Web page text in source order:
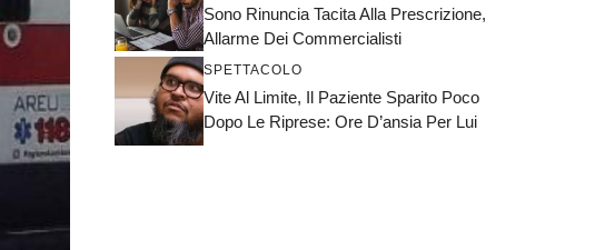
Sono Rinuncia Tacita Alla Prescrizione,
Allarme Dei Commercialisti
SPETTACOLO
Vite Al Limite, Il Paziente Sparito Poco
Dopo Le Riprese: Ore D’ansia Per Lui